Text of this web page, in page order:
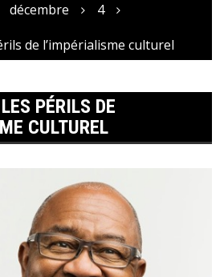
décembre
4
de l’impérialisme culturel
PÉRILS DE
CULTUREL